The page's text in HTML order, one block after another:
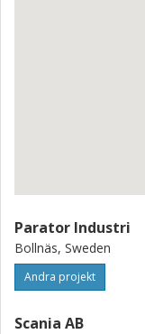
Parator Industri
Bollnäs, Sweden
Andra projekt
Scania AB